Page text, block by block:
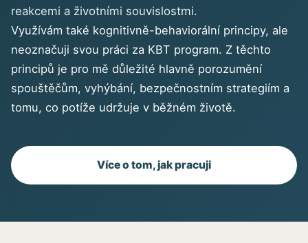
reakcemi a životními souvislostmi.
Využívám také kognitivně-behaviorální principy, ale
neoznačuji svou práci za KBT program. Z těchto
principů je pro mě důležité hlavně porozumění
spouštěčům, vyhýbání, bezpečnostním strategiím a
tomu, co potíže udržuje v běžném životě.
Více o tom, jak pracuji